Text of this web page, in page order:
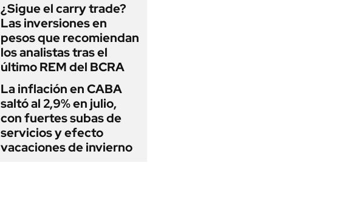
¿Sigue el carry trade?
Las inversiones en
pesos que recomiendan
los analistas tras el
último REM del BCRA
La inflación en CABA
saltó al 2,9% en julio,
con fuertes subas de
servicios y efecto
vacaciones de invierno